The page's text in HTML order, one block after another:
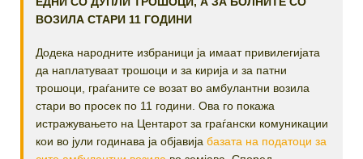
ВОЗИЛА СТАРИ 11 ГОДИНИ
Додека народните избраници ја имаат привилегијата
да наплатуваат трошоци и за кирија и за патни
трошоци, граѓаните се возат во амбулантни возила
стари во просек по 11 години. Ова го покажа
истражувањето на Центарот за граѓански комуникации
кои во јули годинава ја објавија базата на податоци за